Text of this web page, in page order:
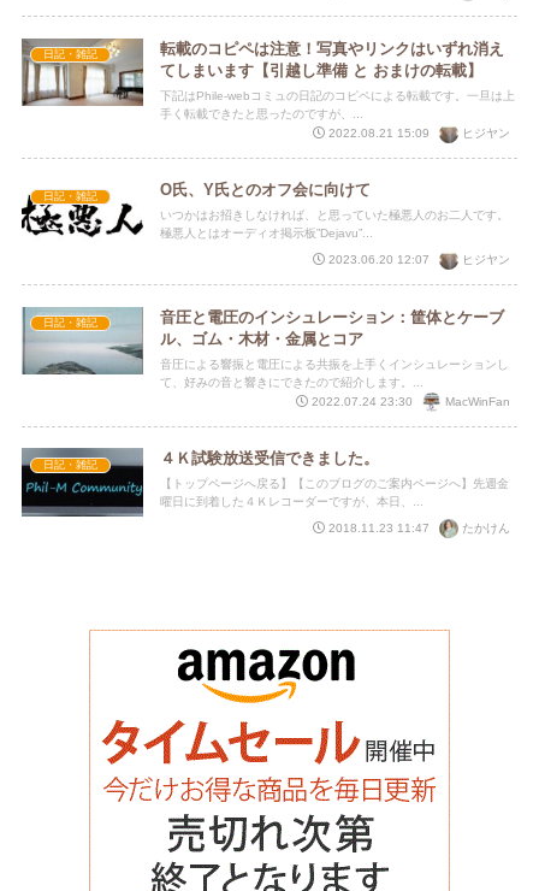
日記・雑記
転載のコピペは注意！写真やリンクはいずれ消え
てしまいます【引越し準備 と おまけの転載】
下記はPhile-webコミュの日記のコピペによる転載です。一旦は上
手く転載できたと思ったのですが、...
2022.08.21 15:09
ヒジヤン
日記・雑記 O氏、Y氏とのオフ会に向けて
いつかはお招きしなければ、と思っていた極悪人のお二人です。
極悪人とはオーディオ掲示板”Dejavu”...
2023.06.20 12:07
ヒジヤン
日記・雑記
音圧と電圧のインシュレーション：筐体とケーブ
ル、ゴム・木材・金属とコア
音圧による響振と電圧による共振を上手くインシュレーションし
て、好みの音と響きにできたので紹介します。...
2022.07.24 23:30
MacWinFan
日記・雑記 ４Ｋ試験放送受信できました。
【トップページへ戻る】【このブログのご案内ページへ】先週金
曜日に到着した４Ｋレコーダーですが、本日、...
2018.11.23 11:47
たかけん